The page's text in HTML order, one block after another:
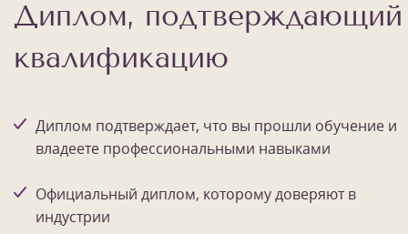
Диплом, подтверждающий
квалификацию
Диплом подтверждает, что вы прошли обучение и
владеете профессиональными навыками
Официальный диплом, которому доверяют в
индустрии